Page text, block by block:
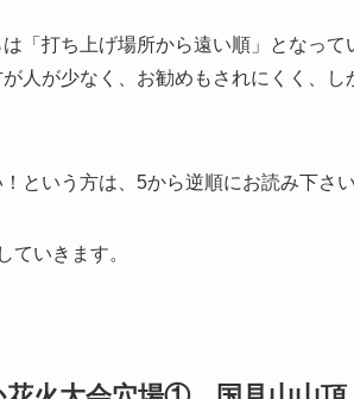
「打ち上げ場所から遠い順」となって
人が少なく、お勧めもされにくく、
という方は、5から逆順にお読み下さい
ていきます。